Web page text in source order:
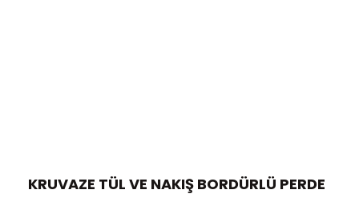
KRUVAZE TÜL VE NAKIŞ BORDÜRLÜ PERDE